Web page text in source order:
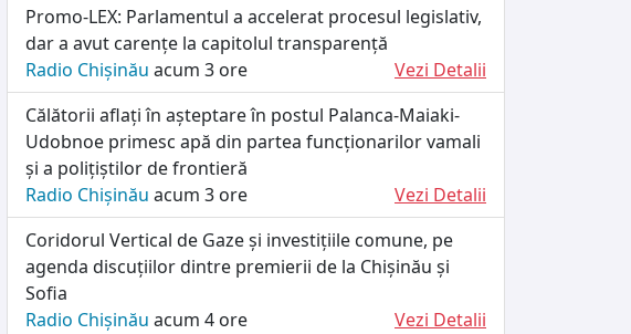
Promo-LEX: Parlamentul a accelerat procesul legislativ,
dar a avut carențe la capitolul transparență
Radio Chișinău acum 3 ore
Vezi Detalii
Călătorii aflați în așteptare în postul Palanca-Maiaki-
Udobnoe primesc apă din partea funcționarilor vamali
și a polițiștilor de frontieră
Radio Chișinău acum 3 ore
Vezi Detalii
Coridorul Vertical de Gaze și investițiile comune, pe
agenda discuțiilor dintre premierii de la Chișinău și
Sofia
Radio Chișinău acum 4 ore
Vezi Detalii